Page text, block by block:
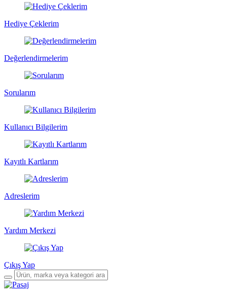
Hediye Çeklerim
Değerlendirmelerim
Sorularım
Kullanıcı Bilgilerim
Kayıtlı Kartlarım
Adreslerim
Yardım Merkezi
Çıkış Yap